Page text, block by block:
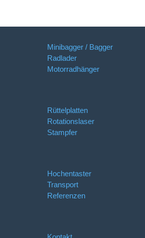
Minibagger / Bagger
Radlader
Motorradhänger
Rüttelplatten
Rotationslaser
Stampfer
Hochentaster
Transport
Referenzen